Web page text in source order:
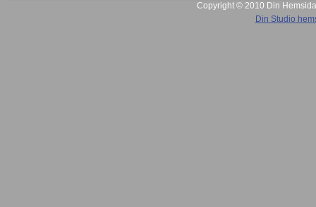
Copyright © 2010 Din
Din Studio